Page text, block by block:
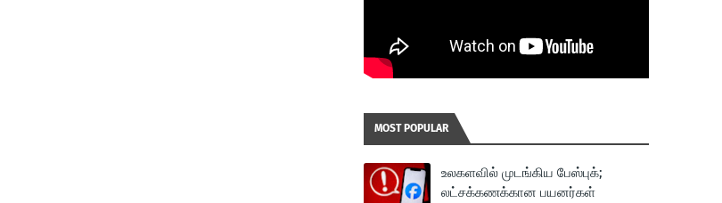
MOST POPULAR
உலகளவில் முடங்கிய பேஸ்புக்;
லட்சக்கணக்கான பயனர்கள்